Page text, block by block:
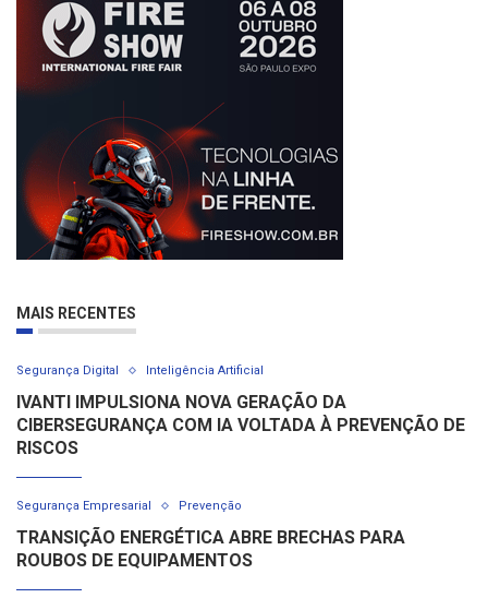
MAIS RECENTES
Segurança Digital Inteligência Artificial
IVANTI IMPULSIONA NOVA GERAÇÃO DA
CIBERSEGURANÇA COM IA VOLTADA À PREVENÇÃO DE
RISCOS
Segurança Empresarial Prevenção
TRANSIÇÃO ENERGÉTICA ABRE BRECHAS PARA
ROUBOS DE EQUIPAMENTOS